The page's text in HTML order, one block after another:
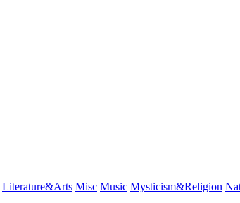
Literature&Arts Misc Music Mysticism&Religion